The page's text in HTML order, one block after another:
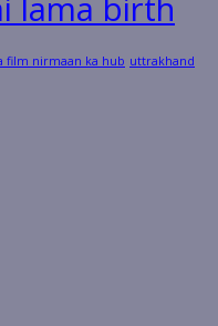
film nirmaan ka hub uttrakhand